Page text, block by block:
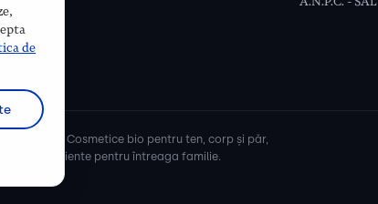
de shea. Cosmetice bio pentru ten, corp și păr,
eficiente pentru întreaga familie.
de